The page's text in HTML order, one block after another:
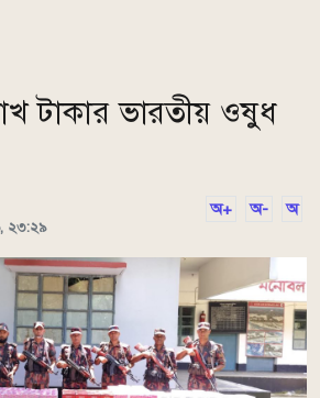
টাকার ভারতীয় ওষুধ
২৩:২৯
অ+ অ- অ